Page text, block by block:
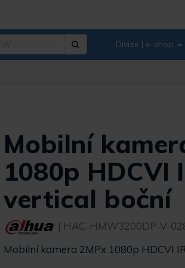
Divize | e-shop
Mobilní
1080p HDCVI
vertical boční
| HAC-HMW3200DP-V-
Mobilní kamera 2MPx 1080p HDCVI